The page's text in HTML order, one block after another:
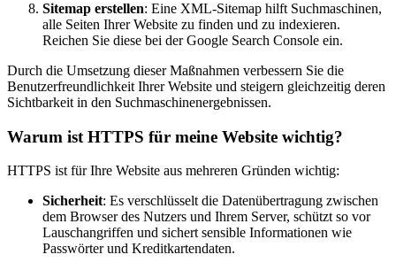
Sitemap erstellen: Eine XML-Sitemap hilft Suchmaschinen,
alle Seiten Ihrer Website zu finden und zu indexieren.
Reichen Sie diese bei der Google Search Console ein.
Durch die Umsetzung dieser Maßnahmen verbessern Sie die
Benutzerfreundlichkeit Ihrer Website und steigern gleichzeitig deren
Sichtbarkeit in den Suchmaschinenergebnissen.
Warum ist HTTPS für meine Website wichtig?
HTTPS ist für Ihre Website aus mehreren Gründen wichtig:
Sicherheit: Es verschlüsselt die Datenübertragung zwischen
dem Browser des Nutzers und Ihrem Server, schützt so vor
Lauschangriffen und sichert sensible Informationen wie
Passwörter und Kreditkartendaten.